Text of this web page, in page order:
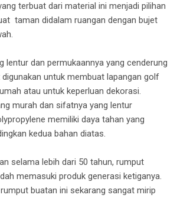
terbuat dari material ini menjadi pilihan
taman didalam ruangan dengan bujet
lentur dan permukaannya yang cenderung
digunakan untuk membuat lapangan golf
atau untuk keperluan dekorasi.
murah dan sifatnya yang lentur
memiliki daya tahan yang
kedua bahan diatas.
selama lebih dari 50 tahun, rumput
memasuki produk generasi ketiganya.
buatan ini sekarang sangat mirip